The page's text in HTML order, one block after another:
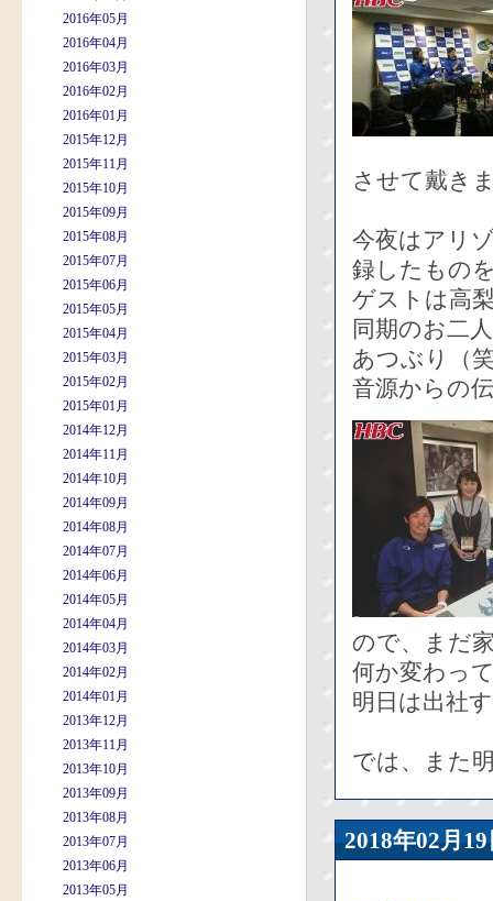
2016年05月
2016年04月
2016年03月
2016年02月
2016年01月
2015年12月
2015年11月
2015年10月
2015年09月
2015年08月
2015年07月
2015年06月
2015年05月
2015年04月
2015年03月
2015年02月
2015年01月
2014年12月
2014年11月
2014年10月
2014年09月
2014年08月
2014年07月
2014年06月
2014年05月
2014年04月
2014年03月
2014年02月
2014年01月
2013年12月
2013年11月
2013年10月
2013年09月
2013年08月
2013年07月
2013年06月
2013年05月
させて戴き
今夜はアリ
録したもの
ゲストは高
同期のお二
あつぶり（
音源からの
ので、まだ
何か変わっ
明日は出社
では、また
2018年02